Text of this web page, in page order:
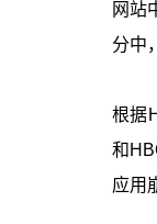
网站
分中
根据
和
应用